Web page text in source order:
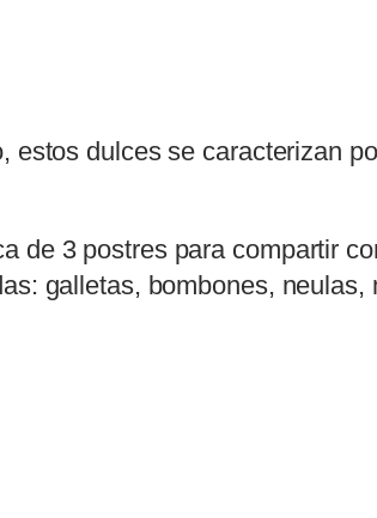
dulces se caracterizan
de 3 postres para compartir
galletas, bombones,